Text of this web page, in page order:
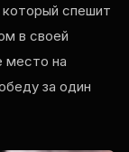
который спешит
в своей
место на
за один